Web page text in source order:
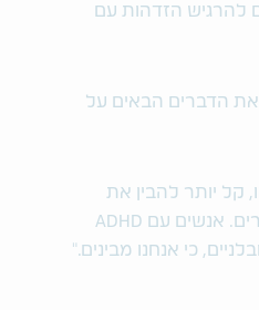
להרגיש הזדהות עם
הדברים הבאים על
קל יותר להבין את
התוהו-ובוהו בו נמצאים אחרים. אנשים עם ADHD
כי אנחנו מבינים."